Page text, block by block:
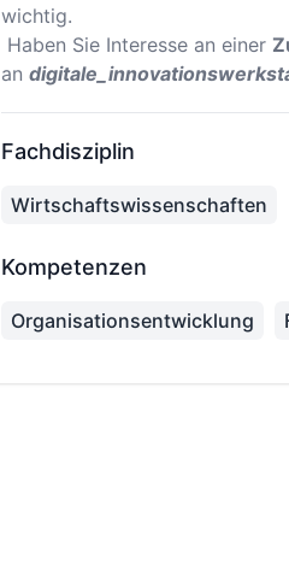
wichtig.
Haben Sie Interesse an einer
an
Fachdisziplin
Wirtschaftswissenschaften
Kompetenzen
Organisationsentwicklung